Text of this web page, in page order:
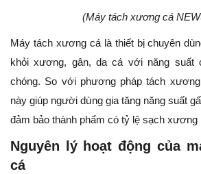
(Máy tách xương cá
Máy tách xương cá là thiết bị chuyên
khỏi xương, gân, da cá với năng suất
chóng. So với phương pháp tách
này giúp người dùng gia tăng năng suất
đảm bảo thành phẩm có tỷ lệ sạch xương
Nguyên lý hoạt động của
cá